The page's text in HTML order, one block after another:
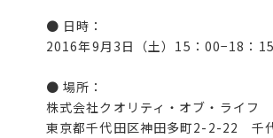
● 日時：
2016年9月3日（土）15：00−18：
● 場所：
株式会社クオリティ・オブ・ライフ
東京都千代田区神田多町2-2-22 千